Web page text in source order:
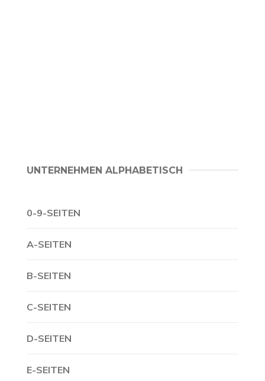
UNTERNEHMEN ALPHABETISCH
0-9-SEITEN
A-SEITEN
B-SEITEN
C-SEITEN
D-SEITEN
E-SEITEN